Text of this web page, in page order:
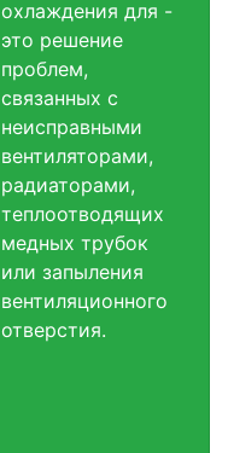
охлаждения для -
это решение
проблем,
связанных с
неисправными
вентиляторами,
радиаторами,
теплоотводящих
медных трубок
или запыления
вентиляционного
отверстия.